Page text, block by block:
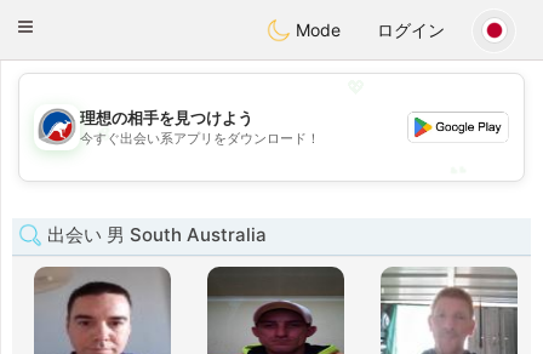
AustraliaChat
Toggle
Mode ログイン
💖
💕
理想の相手を見つけよう
今すぐ出会い系アプリをダウンロード！
出会い 男 South Australia